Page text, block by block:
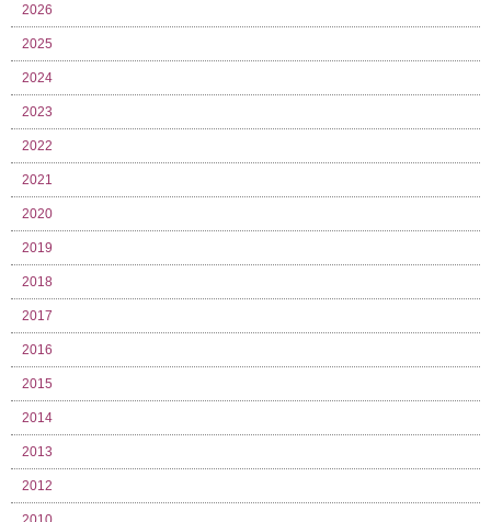
2026
2025
2024
2023
2022
2021
2020
2019
2018
2017
2016
2015
2014
2013
2012